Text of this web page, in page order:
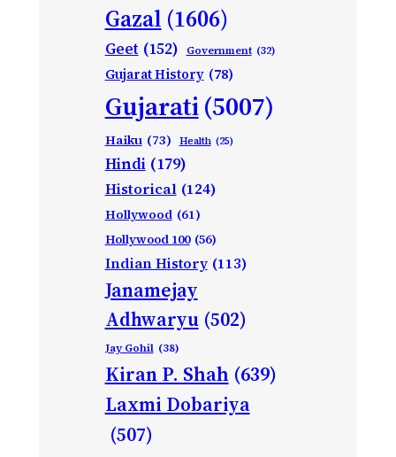
Gazal (1606)
Geet (152) Government (32)
Gujarat History (78)
Gujarati(5007)
Haiku (73) Health (25)
Hindi (179)
Historical (124)
Hollywood (61)
Hollywood 100 (56)
Indian History (113)
Janamejay
Adhwaryu (502)
Jay Gohil (38)
Kiran P. Shah (639)
Laxmi Dobariya
(507)